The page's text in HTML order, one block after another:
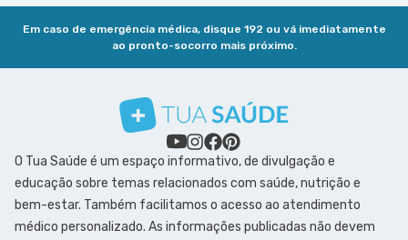
Em caso de emergência médica, disque 192 ou vá imediatamente
ao pronto-socorro mais próximo.
O Tua Saúde é um espaço informativo, de divulgação e
educação sobre temas relacionados com saúde, nutrição e
bem-estar. Também facilitamos o acesso ao atendimento
médico personalizado. As informações publicadas não devem